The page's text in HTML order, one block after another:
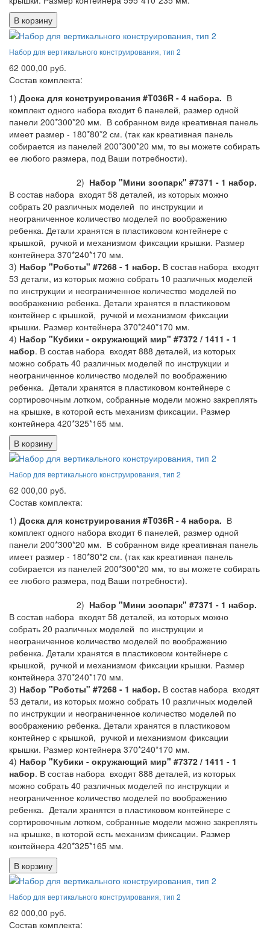
В корзину
Набор для вертикального конструирования, тип 2
62 000,00 руб.
Состав комплекта:
1) Доска для конструирования #T036R - 4 набора. В
комплект одного набора входит 6 панелей, размер одной
панели 200*300*20 мм. В собранном виде креативная панель
имеет размер - 180*80*2 см. (так как креативная панель
собирается из панелей 200*300*20 мм, то вы можете собирать
ее любого размера, под Ваши потребности).
2) Набор "Мини зоопарк" #7371 - 1 набор.
В состав набора входят 58 деталей, из которых можно
собрать 20 различных моделей по инструкции и
неограниченное количество моделей по воображению
ребенка. Детали хранятся в пластиковом контейнере с
крышкой, ручкой и механизмом фиксации крышки. Размер
контейнера 370*240*170 мм.
3) Набор "Роботы" #7268 - 1 набор. В состав набора входят
53 детали, из которых можно собрать 10 различных моделей
по инструкции и неограниченное количество моделей по
воображению ребенка. Детали хранятся в пластиковом
контейнер с крышкой, ручкой и механизмом фиксации
крышки. Размер контейнера 370*240*170 мм.
4) Набор "Кубики - окружающий мир" #7372 / 1411 - 1
набор. В состав набора входят 888 деталей, из которых
можно собрать 40 различных моделей по инструкции и
неограниченное количество моделей по воображению
ребенка. Детали хранятся в пластиковом контейнере с
сортировочным лотком, собранные модели можно закреплять
на крышке, в которой есть механизм фиксации. Размер
контейнера 420*325*165 мм.
В корзину
Набор для вертикального конструирования, тип 2
62 000,00 руб.
Состав комплекта:
1) Доска для конструирования #T036R - 4 набора. В
комплект одного набора входит 6 панелей, размер одной
панели 200*300*20 мм. В собранном виде креативная панель
имеет размер - 180*80*2 см. (так как креативная панель
собирается из панелей 200*300*20 мм, то вы можете собирать
ее любого размера, под Ваши потребности).
2) Набор "Мини зоопарк" #7371 - 1 набор.
В состав набора входят 58 деталей, из которых можно
собрать 20 различных моделей по инструкции и
неограниченное количество моделей по воображению
ребенка. Детали хранятся в пластиковом контейнере с
крышкой, ручкой и механизмом фиксации крышки. Размер
контейнера 370*240*170 мм.
3) Набор "Роботы" #7268 - 1 набор. В состав набора входят
53 детали, из которых можно собрать 10 различных моделей
по инструкции и неограниченное количество моделей по
воображению ребенка. Детали хранятся в пластиковом
контейнер с крышкой, ручкой и механизмом фиксации
крышки. Размер контейнера 370*240*170 мм.
4) Набор "Кубики - окружающий мир" #7372 / 1411 - 1
набор. В состав набора входят 888 деталей, из которых
можно собрать 40 различных моделей по инструкции и
неограниченное количество моделей по воображению
ребенка. Детали хранятся в пластиковом контейнере с
сортировочным лотком, собранные модели можно закреплять
на крышке, в которой есть механизм фиксации. Размер
контейнера 420*325*165 мм.
В корзину
Набор для вертикального конструирования, тип 2
62 000,00 руб.
Состав комплекта: